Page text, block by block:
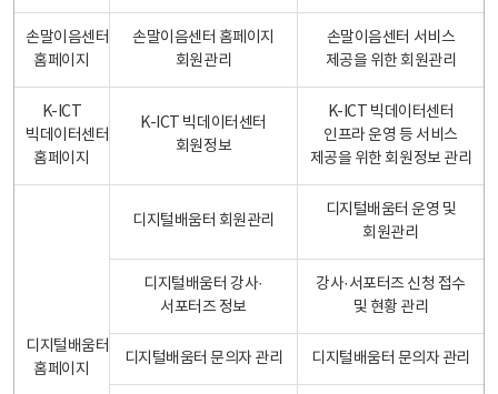
손말이음센터
홈페이지
손말이음센터 홈페이지
회원관리
손말이음센터 서비스
제공을 위한 회원관리
K-ICT
빅데이터센터
홈페이지
K-ICT 빅데이터센터
회원정보
K-ICT 빅데이터센터
인프라 운영 등 서비스
제공을 위한 회원정보 관리
디지털배움터
홈페이지
디지털배움터 회원관리
디지털배움터 운영 및
회원관리
디지털배움터 강사·
서포터즈 정보
강사·서포터즈 신청 접수
및 현황 관리
디지털배움터 문의자 관리 디지털배움터 문의자 관리